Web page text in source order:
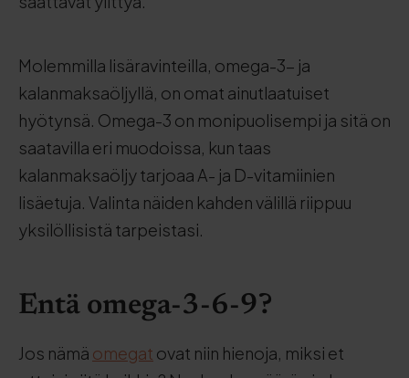
Molemmilla lisäravinteilla, omega-3- ja
kalanmaksaöljyllä, on omat ainutlaatuiset
hyötynsä. Omega-3 on monipuolisempi ja sitä on
saatavilla eri muodoissa, kun taas
kalanmaksaöljy tarjoaa A- ja D-vitamiinien
lisäetuja. Valinta näiden kahden välillä riippuu
yksilöllisistä tarpeistasi.
Entä omega-3-6-9?
Jos nämä omegat ovat niin hienoja, miksi et